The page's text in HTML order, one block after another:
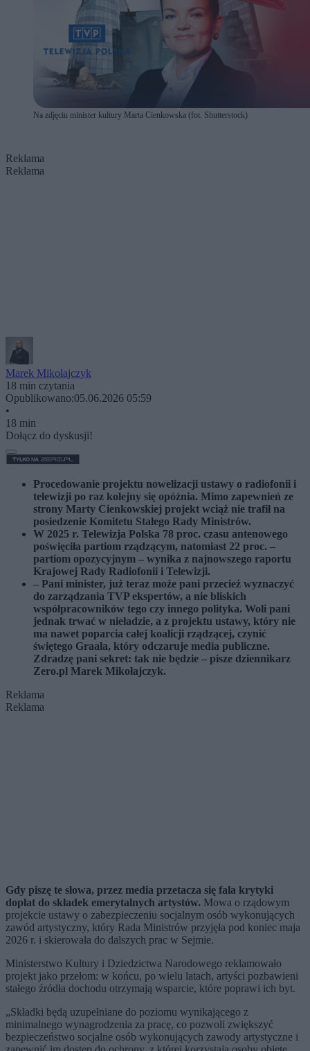
Na zdjęciu minister kultury Marta Cienkowska (fot. Shutterstock)
Reklama
Reklama
Marek Mikołajczyk
18 min czytania
Opublikowano:05.06.2026 05:59
•
18 min
Dołącz do dyskusji!
Procedowanie projektu nowelizacji ustawy o radiofonii i
telewizji po raz kolejny się opóźnia. Mimo zapewnień ze
strony Marty Cienkowskiej projekt wciąż nie trafił na
posiedzenie Komitetu Stałego Rady Ministrów.
W 2025 r. Telewizja Polska 78 proc. czasu antenowego
poświęciła partiom rządzącym, natomiast 22 proc. –
partiom opozycyjnym – wynika z najnowszego raportu
Krajowej Rady Radiofonii i Telewizji.
– Pani minister, już teraz może pani przecież wyznaczyć
do zarządzania TVP ekspertów, a nie bliskich
współpracowników tego czy innego polityka. Woli pani
jednak trwać w nieładzie, a z projektu ustawy, który nie
ma nawet poparcia całej koalicji rządzącej, czynić
świętego Graala, który odczaruje media publiczne.
Zdradzę pani sekret: tak nie będzie – pisze dziennikarz
Zero.pl Marek Mikołajczyk.
Reklama
Reklama
Gdy piszę te słowa, przez media przetacza się fala krytyki
dopłat do składek emerytalnych artystów. Mowa o rządowym
projekcie ustawy o zabezpieczeniu socjalnym osób wykonujących
zawód artystyczny, który Rada Ministrów przyjęła pod koniec maja
2026 r. i skierowała do dalszych prac w Sejmie.
Ministerstwo Kultury i Dziedzictwa Narodowego reklamowało
projekt jako przełom: w końcu, po wielu latach, artyści pozbawieni
stałego źródła dochodu otrzymają wsparcie, które poprawi ich byt.
„Składki będą uzupełniane do poziomu wynikającego z
minimalnego wynagrodzenia za pracę, co pozwoli zwiększyć
bezpieczeństwo socjalne osób wykonujących zawody artystyczne i